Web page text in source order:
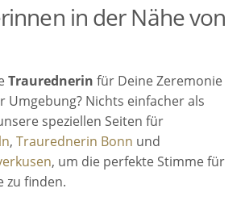
in der Nähe von
Traurednerin für Deine Zeremonie
Umgebung? Nichts einfacher als
speziellen Seiten für
,Traurednerin Bonn und
, um die perfekte Stimme für
zu finden.